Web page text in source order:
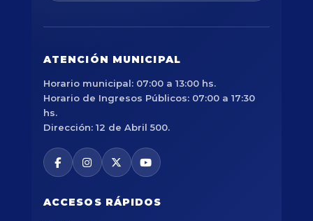
ATENCIÓN MUNICIPAL
Horario municipal: 07:00 a 13:00 hs.
Horario de Ingresos Públicos: 07:00 a 17:30
hs.
Dirección: 12 de Abril 500.
ACCESOS RÁPIDOS